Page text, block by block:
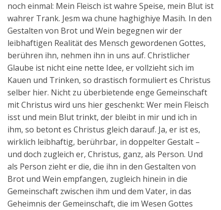
noch einmal: Mein Fleisch ist wahre Speise, mein Blut ist
wahrer Trank. Jesm wa chune haghighiye Masih. In den
Gestalten von Brot und Wein begegnen wir der
leibhaftigen Realität des Mensch gewordenen Gottes,
berühren ihn, nehmen ihn in uns auf. Christlicher
Glaube ist nicht eine nette Idee, er vollzieht sich im
Kauen und Trinken, so drastisch formuliert es Christus
selber hier. Nicht zu überbietende enge Gemeinschaft
mit Christus wird uns hier geschenkt: Wer mein Fleisch
isst und mein Blut trinkt, der bleibt in mir und ich in
ihm, so betont es Christus gleich darauf. Ja, er ist es,
wirklich leibhaftig, berührbar, in doppelter Gestalt –
und doch zugleich er, Christus, ganz, als Person. Und
als Person zieht er die, die ihn in den Gestalten von
Brot und Wein empfangen, zugleich hinein in die
Gemeinschaft zwischen ihm und dem Vater, in das
Geheimnis der Gemeinschaft, die im Wesen Gottes